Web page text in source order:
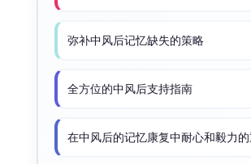
弥补中风后记忆缺失的策略
全方位的中风后支持指南
在中风后的记忆康复中耐心和毅力